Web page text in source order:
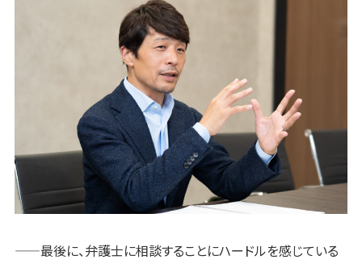
——最後に、弁護士に相談することにハードルを感じている